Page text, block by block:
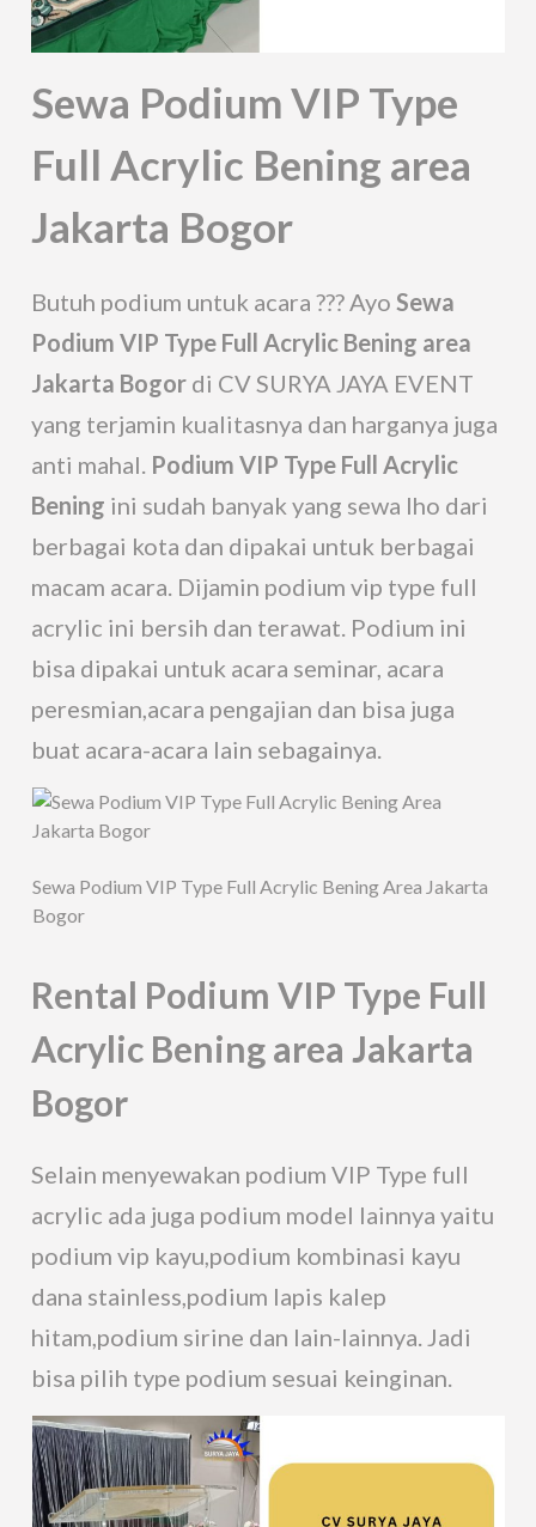
Sewa Podium VIP Type
Full Acrylic Bening area
Jakarta Bogor
Butuh podium untuk acara ??? Ayo Sewa
Podium VIP Type Full Acrylic Bening area
Jakarta Bogor di CV SURYA JAYA EVENT
yang terjamin kualitasnya dan harganya juga
anti mahal. Podium VIP Type Full Acrylic
Bening ini sudah banyak yang sewa lho dari
berbagai kota dan dipakai untuk berbagai
macam acara. Dijamin podium vip type full
acrylic ini bersih dan terawat. Podium ini
bisa dipakai untuk acara seminar, acara
peresmian,acara pengajian dan bisa juga
buat acara-acara lain sebagainya.
Sewa Podium VIP Type Full Acrylic Bening Area Jakarta
Bogor
Rental Podium VIP Type Full
Acrylic Bening area Jakarta
Bogor
Selain menyewakan podium VIP Type full
acrylic ada juga podium model lainnya yaitu
podium vip kayu,podium kombinasi kayu
dana stainless,podium lapis kalep
hitam,podium sirine dan lain-lainnya. Jadi
bisa pilih type podium sesuai keinginan.